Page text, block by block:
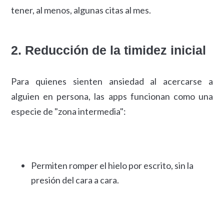
tener, al menos, algunas citas al mes.
2. Reducción de la timidez inicial
Para quienes sienten ansiedad al acercarse a
alguien en persona, las apps funcionan como una
especie de "zona intermedia":
Permiten romper el hielo por escrito, sin la
presión del cara a cara.